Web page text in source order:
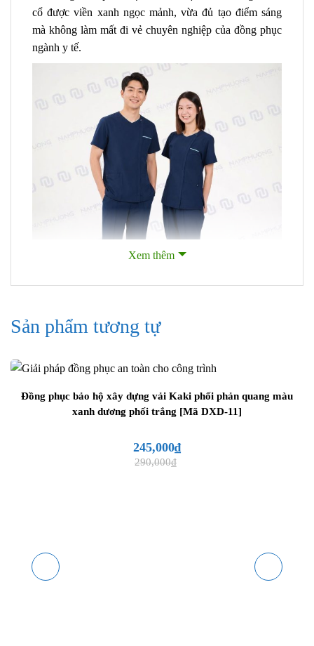
cổ được viền xanh ngọc mảnh, vừa đủ tạo điểm sáng
mà không làm mất đi vẻ chuyên nghiệp của đồng phục
ngành y tế.
Thân áo có phom dáng suông nhẹ, không ôm sát nhưng
vẫn giữ được sự gọn gàng khi mặc. Đường nẹp trước
cong mềm, tạo cảm giác hiện đại và khác biệt so với các
hạn chế cảm giác xô lệch khi vận động. Viền áo, gấu áo
và tay áo được may phẳng, sạch đường chỉ, mang lại
Xem thêm
Sản phẩm tương tự
Đồng phục bảo hộ xây dựng vải Kaki phối phản quang màu
xanh dương phối trắng [Mã DXD-11]
245,000₫
290,000₫